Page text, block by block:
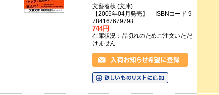
文藝春秋 (文庫)
【2006年04月発売】 ISBNコード 9
784167679798
744円
在庫状況：品切れのためご注文いただ
けません